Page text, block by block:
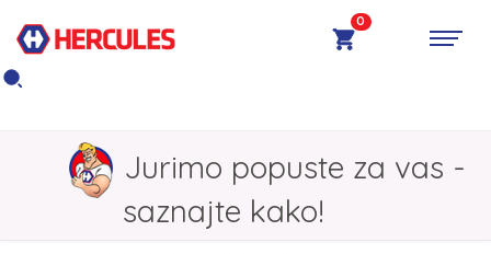
0
Jurimo popuste za vas -
saznajte kako!